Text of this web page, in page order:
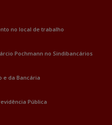
no local de trabalho
Pochmann no Sindibancários
e da Bancária
Pública